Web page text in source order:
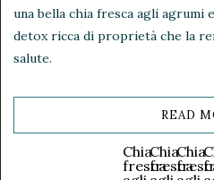
una bella chia fresca agli agrumi
detox ricca di proprietà che la
salute.
READ
Chia
fresca
Chia
fresca
Chia